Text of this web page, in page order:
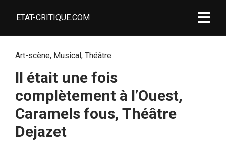
ETAT-CRITIQUE.COM
Art-scène, Musical, Théâtre
Il était une fois
complètement à l’Ouest,
Caramels fous, Théâtre
Dejazet